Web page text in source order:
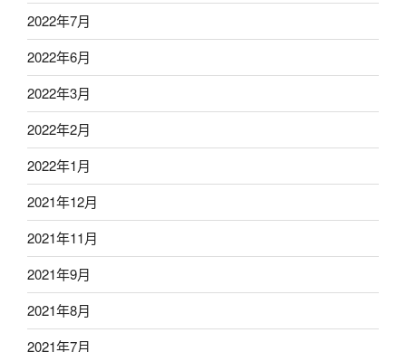
2022年7月
2022年6月
2022年3月
2022年2月
2022年1月
2021年12月
2021年11月
2021年9月
2021年8月
2021年7月